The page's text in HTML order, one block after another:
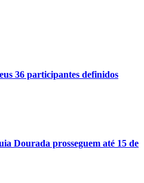
36 participantes definidos
Dourada prosseguem até 15 de